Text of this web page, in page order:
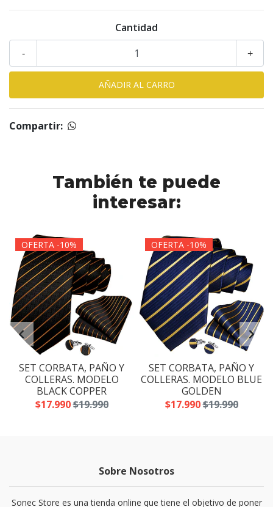
Cantidad
+
-
Compartir:
También te puede
interesar:
OFERTA -10%
SET CORBATA, PAÑO Y
COLLERAS. MODELO
BLACK COPPER
$17.990$19.990
OFERTA -10%
SET CORBATA, PAÑO Y
COLLERAS. MODELO BLUE
GOLDEN
$17.990$19.990
Sobre Nosotros
Sonec Store es una tienda online que tiene el objetivo de poner